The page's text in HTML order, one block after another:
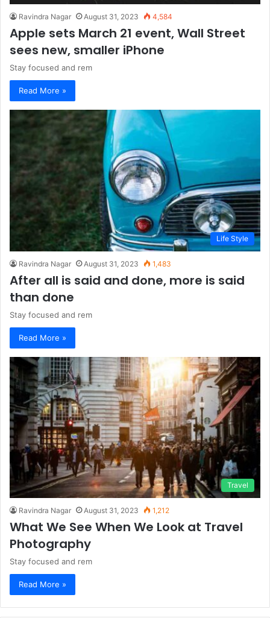
Ravindra Nagar August 31, 2023 4,584
Apple sets March 21 event, Wall Street
sees new, smaller iPhone
Stay focused and rem
Read More »
Life Style
Ravindra Nagar August 31, 2023 1,483
After all is said and done, more is said
than done
Stay focused and rem
Read More »
Travel
Ravindra Nagar August 31, 2023 1,212
What We See When We Look at Travel
Photography
Stay focused and rem
Read More »